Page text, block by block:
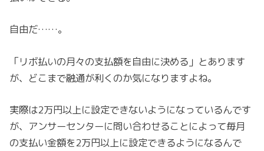
自由だ……。
「リボ払いの月々の支払額を自由に決める」とあります
が、どこまで融通が利くのか気になりますよね。
実際は2万円以上に設定できないようになっているんです
が、アンサーセンターに問い合わせることによって毎月
の支払い金額を2万円以上に設定できるようになるんで